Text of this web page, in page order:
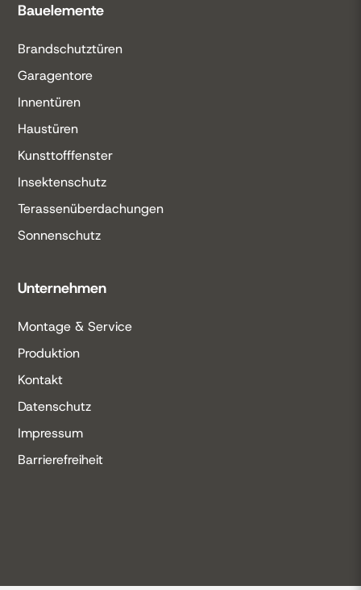
Bauelemente
Brandschutztüren
Garagentore
Innentüren
Haustüren
Kunsttofffenster
Insektenschutz
Terassenüberdachungen
Sonnenschutz
Unternehmen
Montage & Service
Produktion
Kontakt
Datenschutz
Impressum
Barrierefreiheit